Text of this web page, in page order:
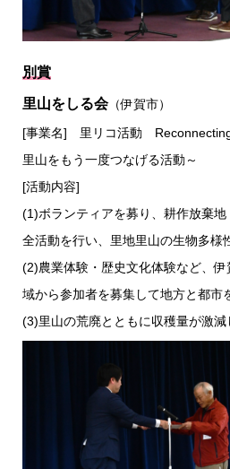
別賞
里山をしる会（伊賀市）
[事業名] 里リコ活動
里山をもう一度つなげる活動～
[活動内容]
(1)ボランティアを募り、耕作放棄
全活動を行い、里地里山の生物多様
(2)農業体験・歴史文化体験など、
域から参加者を募集して地方と都市
(3)里山の荒廃とともに収穫量が激